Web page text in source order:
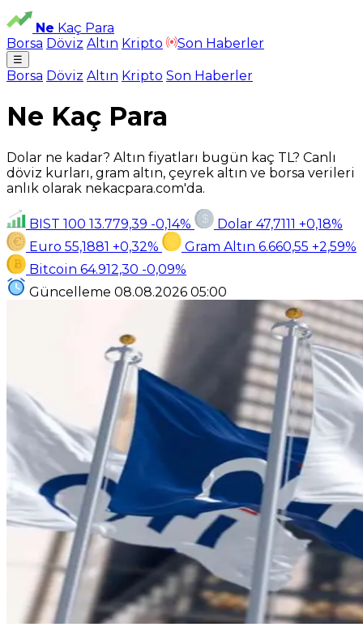
Ne Kaç Para
Borsa Döviz Altın Kripto Son Haberler
☰
Borsa Döviz Altın Kripto Son Haberler
Ne Kaç Para
Dolar ne kadar? Altın fiyatları bugün kaç TL? Canlı
döviz kurları, gram altın, çeyrek altın ve borsa verileri
anlık olarak nekacpara.com'da.
BIST 100 13.779,39 -0,14% Dolar 47,7111 +0,18%
Euro 55,1881 +0,32% Gram Altın 6.660,55 +2,59%
Bitcoin 64.912,30 -0,09%
Güncelleme 08.08.2026 05:00